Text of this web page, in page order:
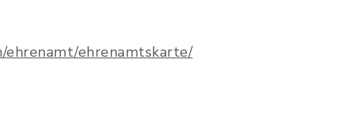
ehrenamtskarte/